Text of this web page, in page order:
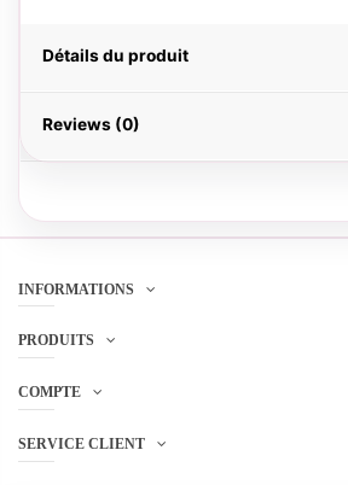
Détails du produit
Reviews (0)
INFORMATIONS
PRODUITS
COMPTE
SERVICE CLIENT